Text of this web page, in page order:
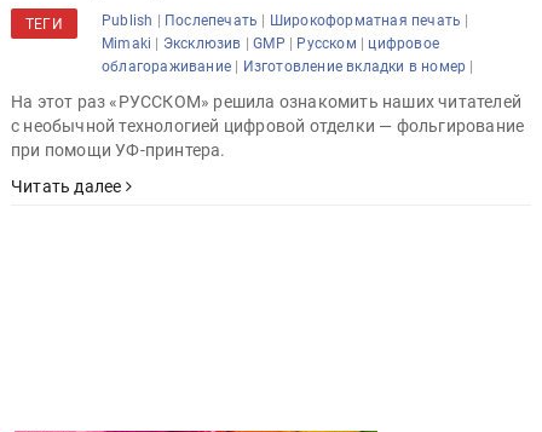
ТЕГИ Publish | Послепечать | Широкоформатная печать |
Mimaki | Эксклюзив |GMP | Русском | цифровое
облагораживание | Изготовление вкладки в номер |
На этот раз «РУССКОМ» решила ознакомить наших читателей
с необычной технологией цифровой отделки — фольгирование
при помощи УФ-принтера.
Читать далее